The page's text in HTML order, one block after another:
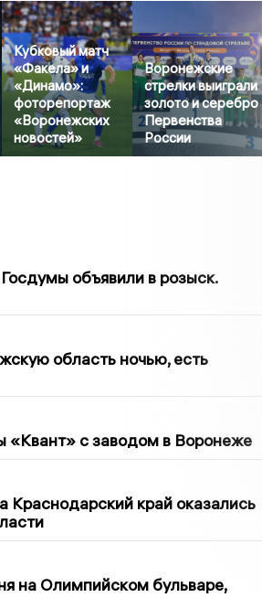
Кубковый матч
«Факела» и
«Динамо»:
фоторепортаж
«Воронежских
новостей»
Воронежские
стрелки выиграли
золото и серебро
Первенства
России
объявили в розыск.
область ночью, есть
«Квант» с заводом в Воронеже
Краснодарский край оказались
на Олимпийском бульваре,